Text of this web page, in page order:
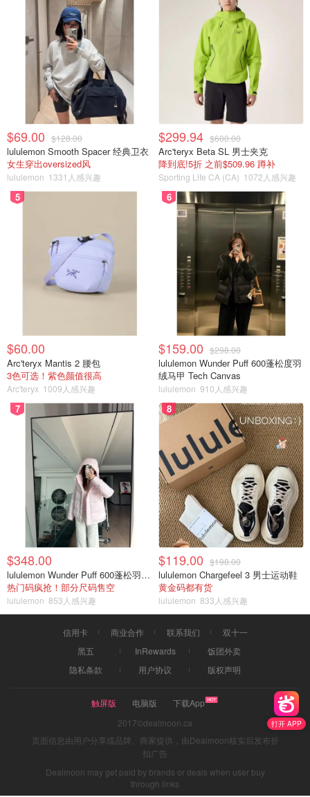
打开 APP
$69.00 $128.00
lululemon Smooth Spacer 经典卫衣
女生穿出oversized风
lululemon 1331人感兴趣
$299.94 $600.00
Arc'teryx Beta SL 男士夹克
降到底!5折 之前$509.96 蹲补
Sporting Life CA (CA) 1072人感兴趣
5
$60.00
Arc'teryx Mantis 2 腰包
3色可选！紫色颜值很高
Arc'teryx 1009人感兴趣
6
$159.00 $298.00
lululemon Wunder Puff 600蓬松度羽
绒马甲 Tech Canvas
lululemon 910人感兴趣
7
$348.00
lululemon Wunder Puff 600蓬松羽绒夹克
热门码疯抢！部分尺码售空
lululemon 853人感兴趣
8
$119.00 $198.00
lululemon Chargefeel 3 男士运动鞋
黄金码都有货
lululemon 833人感兴趣
信用卡 商业合作 联系我们
双十一
黑五
InRewards
饭团外卖
隐私条款
用户协议 版权声明
触屏版 电脑版
下载App
2017©dealmoon.ca
页面信息由用户分享或品牌、商家提供，由Dealmoon核实后发布折
扣广告
Dealmoon may get paid by brands or deals when user buy
through links